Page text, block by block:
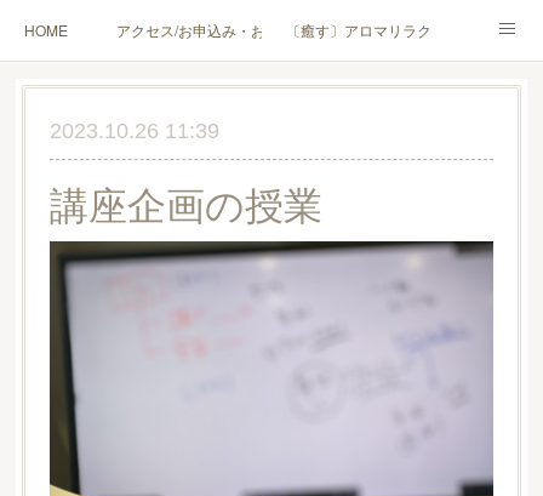
HOME アクセス/お申込み・お問合せ〔癒す〕アロマリラクゼーション
〔学ぶ〕AEAJ資格対応コース〔学ぶ〕トリートメント実技講座／介護アロマ講座
ハンモックよもぎ蒸し® HAMMOCK SAUNA® アカデミー厚木校
ハンモックタイ古式協会® 厚木校出張講座(個人／企業・団体)
Instagram YouTube［アロマ・ハーブクラフト］
2023.10.26 11:39
講座企画の授業